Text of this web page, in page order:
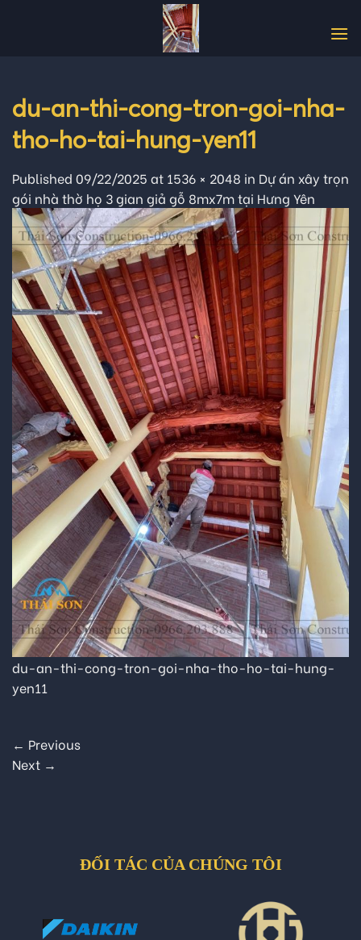
du-an-thi-cong-tron-goi-nha-
tho-ho-tai-hung-yen11
Published 09/22/2025 at 1536 × 2048 in Dự án xây trọn
gói nhà thờ họ 3 gian giả gỗ 8mx7m tại Hưng Yên
du-an-thi-cong-tron-goi-nha-tho-ho-tai-hung-
yen11
← Previous
Next →
ĐỐI TÁC CỦA CHÚNG TÔI